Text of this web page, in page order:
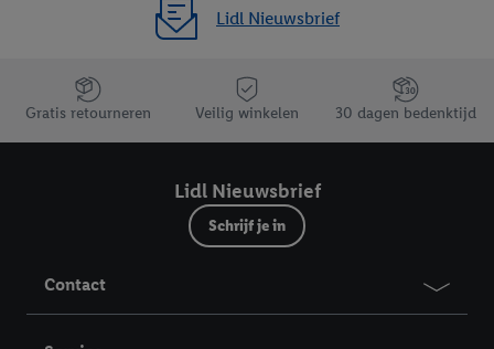
Lidl Nieuwsbrief
Jouw voordelen bij ons als Lidl webshop klant
Gratis retourneren Veilig winkelen 30 dagen bedenktijd
Lidl Nieuwsbrief
Schrijf je in
Contact